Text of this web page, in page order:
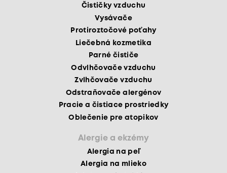
Čističky vzduchu
Vysávače
Protiroztočové poťahy
Liečebná kozmetika
Parné čističe
Odvlhčovače vzduchu
Zvlhčovače vzduchu
Odstraňovače alergénov
Pracie a čistiace prostriedky
Oblečenie pre atopikov
Alergie a ekzémy
Alergia na peľ
Alergia na mlieko